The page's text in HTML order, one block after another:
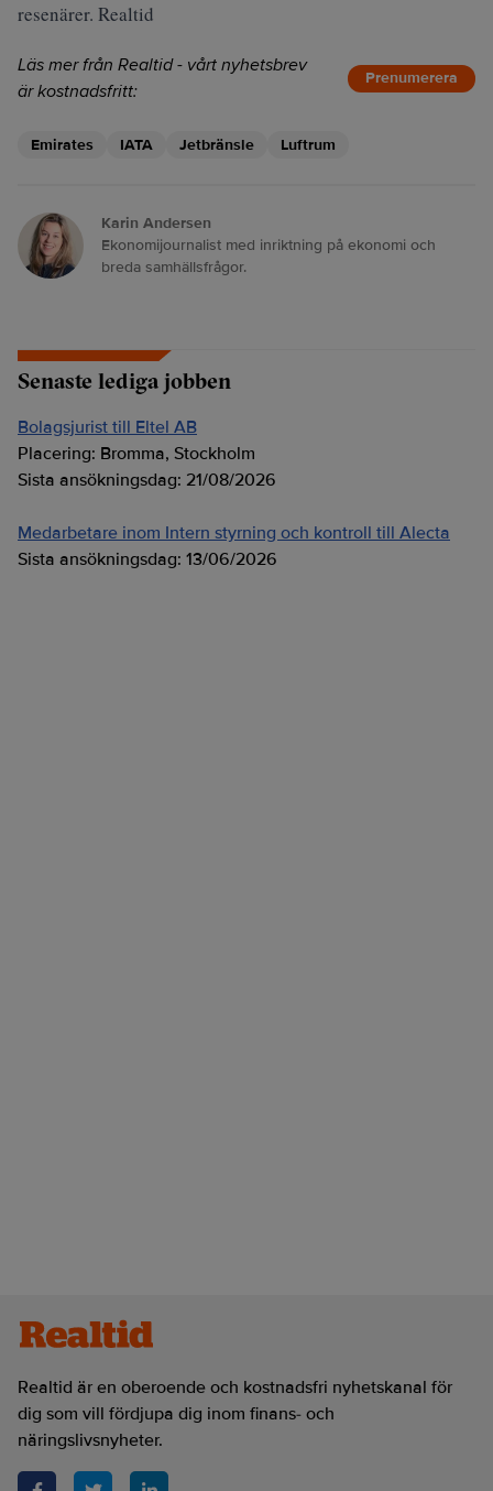
resenärer. Realtid
Läs mer från Realtid - vårt nyhetsbrev
är kostnadsfritt:
Prenumerera
Emirates IATA Jetbränsle Luftrum
Karin Andersen
Ekonomijournalist med inriktning på ekonomi och
breda samhällsfrågor.
Senaste lediga jobben
Bolagsjurist till Eltel AB
Placering: Bromma, Stockholm
Sista ansökningsdag: 21/08/2026
Medarbetare inom Intern styrning och kontroll till Alecta
Sista ansökningsdag: 13/06/2026
Realtid är en oberoende och kostnadsfri nyhetskanal för
dig som vill fördjupa dig inom finans- och
näringslivsnyheter.